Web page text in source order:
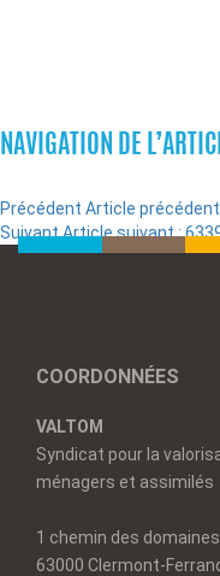
NAVIGATION DE
Précédent Article précédent
SuivantArticle suivant :
COORDONNÉES
VALTOM
Syndicat pour la
ménagers et assimilés
1 chemin des
63000 Clermont-